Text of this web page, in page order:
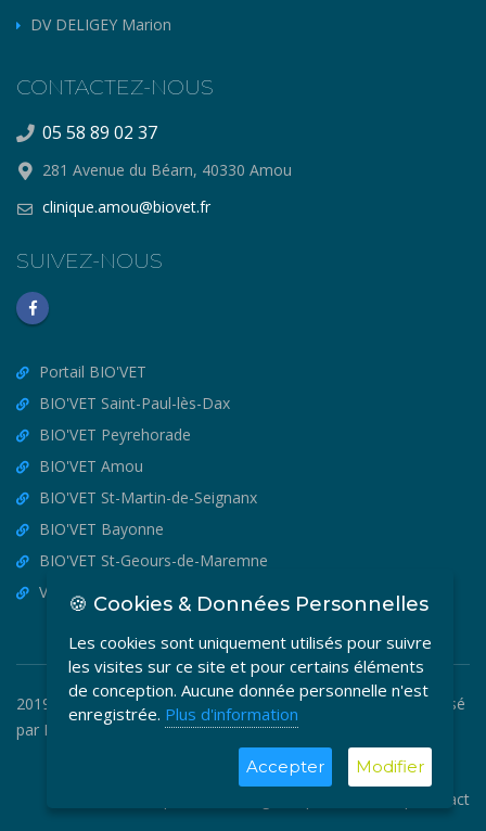
DV DELIGEY Marion
CONTACTEZ-NOUS
05 58 89 02 37
281 Avenue du Béarn, 40330 Amou
clinique.amou@biovet.fr
SUIVEZ-NOUS
Portail BIO'VET
BIO'VET Saint-Paul-lès-Dax
BIO'VET Peyrehorade
BIO'VET Amou
BIO'VET St-Martin-de-Seignanx
BIO'VET Bayonne
BIO'VET St-Geours-de-Maremne
VET'OSTEO
2019-2026 © BIO'VET - Copyright Tous Droits Réservés. Réalisé
par MEDIA VETO
Contact
🍪 Cookies & Données Personnelles
Les cookies sont uniquement utilisés pour suivre
les visites sur ce site et pour certains éléments
de conception. Aucune donnée personnelle n'est
enregistrée. Plus d'information
Accepter Modifier